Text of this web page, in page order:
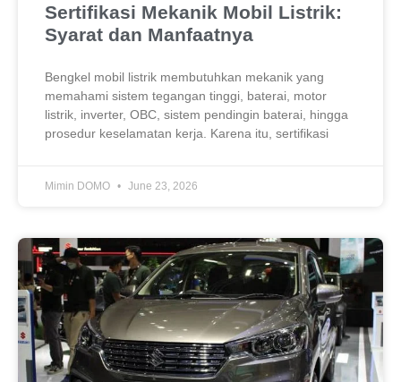
Sertifikasi Mekanik Mobil Listrik:
Syarat dan Manfaatnya
Bengkel mobil listrik membutuhkan mekanik yang
memahami sistem tegangan tinggi, baterai, motor
listrik, inverter, OBC, sistem pendingin baterai, hingga
prosedur keselamatan kerja. Karena itu, sertifikasi
Mimin DOMO June 23, 2026